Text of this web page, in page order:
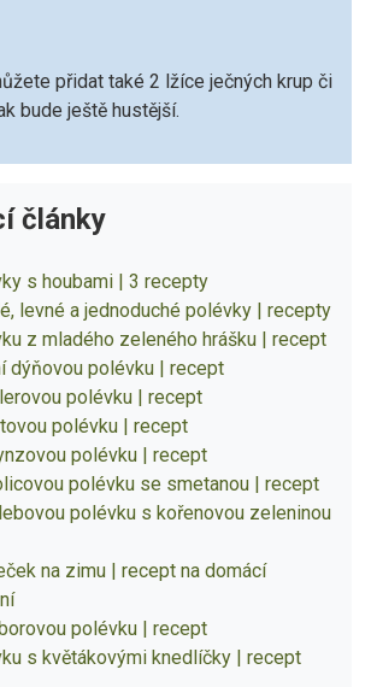
přidat také 2 lžíce ječných krup či
bude ještě hustější.
články
s houbami | 3 recepty
levné a jednoduché polévky | recepty
z mladého zeleného hrášku | recept
dýňovou polévku | recept
polévku | recept
polévku | recept
polévku | recept
polévku se smetanou | recept
polévku s kořenovou zeleninou
na zimu | recept na domácí
polévku | recept
s květákovými knedlíčky | recept